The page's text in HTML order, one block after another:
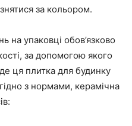
за кольором.
на упаковці обов’язково
за допомогою якого
ця плитка для будинку
з нормами, керамічна